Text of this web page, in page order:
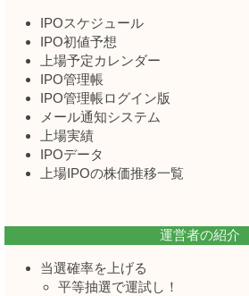
IPOスケジュール
IPO初値予想
上場予定カレンダー
IPO管理帳
IPO管理帳ログイン版
メール通知システム
上場実績
IPOデータ
上場IPOの株価推移一覧
運営者の紹介
当選確率を上げる
平等抽選で運試し！